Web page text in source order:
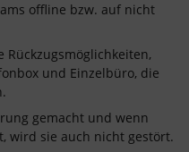
offline bzw. auf nicht
Rückzugsmöglichkeiten,
und Einzelbüro, die
gemacht und wenn
wird sie auch nicht gestört.